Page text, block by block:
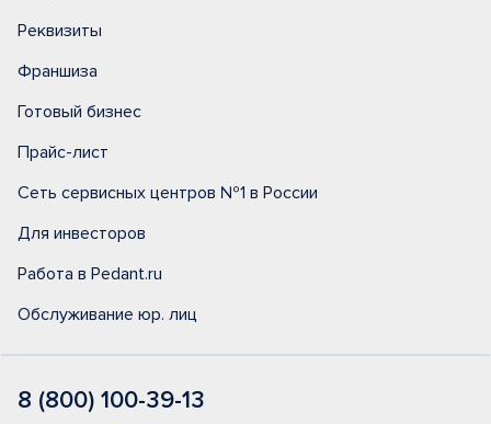
Реквизиты
Франшиза
Готовый бизнес
Прайс-лист
Сеть сервисных центров №1 в России
Для инвесторов
Работа в Pedant.ru
Обслуживание юр. лиц
8 (800) 100-39-13